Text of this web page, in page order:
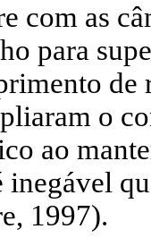
com as
para
de
o
ao
inegável
1997).